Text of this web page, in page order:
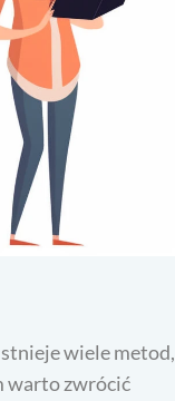
wiele metod,
warto zwrócić